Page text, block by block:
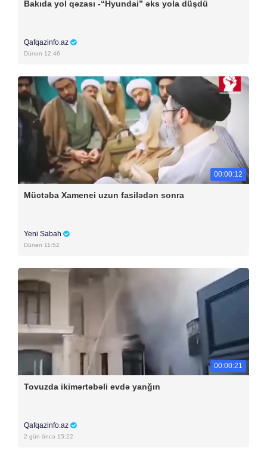
Bakıda yol qəzası -“Hyundai” əks yola düşdü
Qafqazinfo.az
Dünən 12:46
00:00:12
Müctəba Xamenei uzun fasilədən sonra
Yeni Sabah
Dünən 11:52
00:00:21
Tovuzda ikimərtəbəli evdə yanğın
Qafqazinfo.az
2 gün öncə 15:22